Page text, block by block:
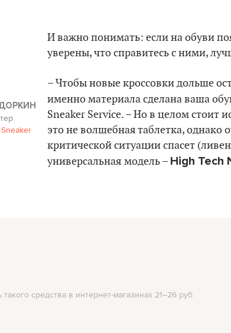
И важно понимать: если на обуви
уверены, что справитесь с ними,
Sneaker
– Чтобы новые кроссовки дольше
именно материала сделана ваша
Sneaker Service. – Но в целом стоит
это не волшебная таблетка, однако
критической ситуации спасет
универсальная модель – High Tech
такого средства в интернет-магазинах 21–26 руб.